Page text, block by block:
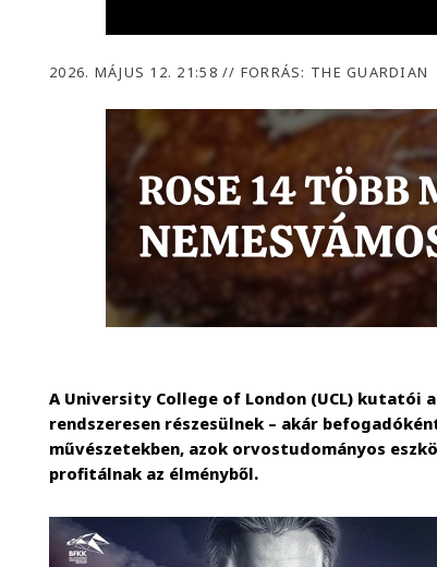
2026. MÁJUS 12. 21:58// FORRÁS: THE GUARDIAN
A University College of London (UCL)
rendszeresen részesülnek – akár
művészetekben, azok orvostudományos
profitálnak az élményből.